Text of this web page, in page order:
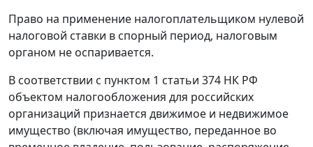
Право на применение налогоплательщиком нулевой
налоговой ставки в спорный период, налоговым
органом не оспаривается.
В соответствии с пунктом 1 статьи 374 НК РФ
объектом налогообложения для российских
организаций признается движимое и недвижимое
имущество (включая имущество, переданное во